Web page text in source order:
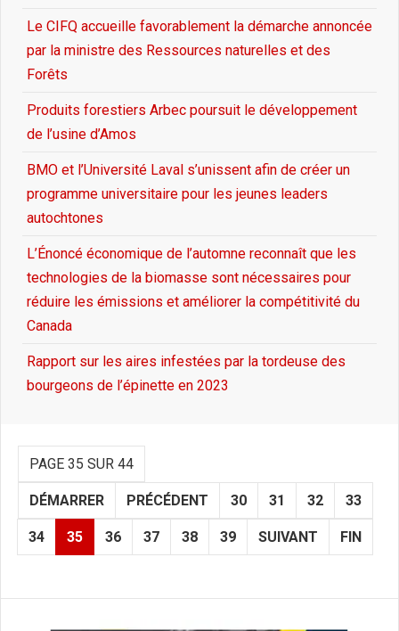
Le CIFQ accueille favorablement la démarche annoncée
par la ministre des Ressources naturelles et des
Forêts
Produits forestiers Arbec poursuit le développement
de l’usine d’Amos
BMO et l’Université Laval s’unissent afin de créer un
programme universitaire pour les jeunes leaders
autochtones
L’Énoncé économique de l’automne reconnaît que les
technologies de la biomasse sont nécessaires pour
réduire les émissions et améliorer la compétitivité du
Canada
Rapport sur les aires infestées par la tordeuse des
bourgeons de l’épinette en 2023
PAGE 35 SUR 44
DÉMARRER PRÉCÉDENT 30 31 32 33
34 35 36 37 38 39 SUIVANT FIN